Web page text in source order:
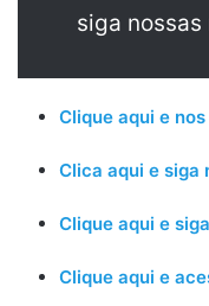
siga
Clique aqui e
Clica aqui e siga
Clique aqui e
Clique aqui e